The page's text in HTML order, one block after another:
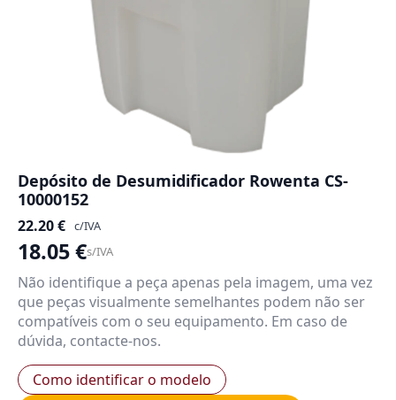
Depósito de Desumidificador Rowenta CS-
10000152
22.20€ c/IVA
18.05€s/IVA
Não identifique a peça apenas pela imagem, uma vez
que peças visualmente semelhantes podem não ser
compatíveis com o seu equipamento. Em caso de
dúvida, contacte-nos.
Como identificar o modelo